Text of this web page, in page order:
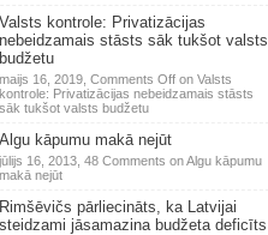
Valsts kontrole: Privatizācijas
nebeidzamais stāsts sāk tukšot valsts
budžetu
maijs 16, 2019, Comments Offon Valsts
kontrole: Privatizācijas nebeidzamais stāsts
sāk tukšot valsts budžetu
Algu kāpumu makā nejūt
jūlijs 16, 2013, 48 Comments on Algu kāpumu
makā nejūt
Rimšēvičs pārliecināts, ka Latvijai
steidzami jāsamazina budžeta deficīts